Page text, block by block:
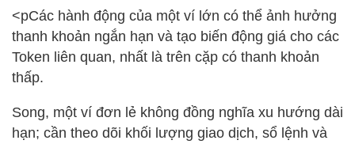
<pCác hành động của một ví lớn có thể ảnh hưởng
thanh khoản ngắn hạn và tạo biến động giá cho các
Token liên quan, nhất là trên cặp có thanh khoản
thấp.
Song, một ví đơn lẻ không đồng nghĩa xu hướng dài
hạn; cần theo dõi khối lượng giao dịch, sổ lệnh và